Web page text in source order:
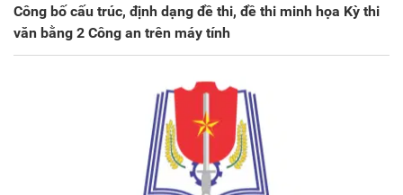
Công bố cấu trúc, định dạng đề thi, đề thi minh họa Kỳ thi
văn bằng 2 Công an trên máy tính